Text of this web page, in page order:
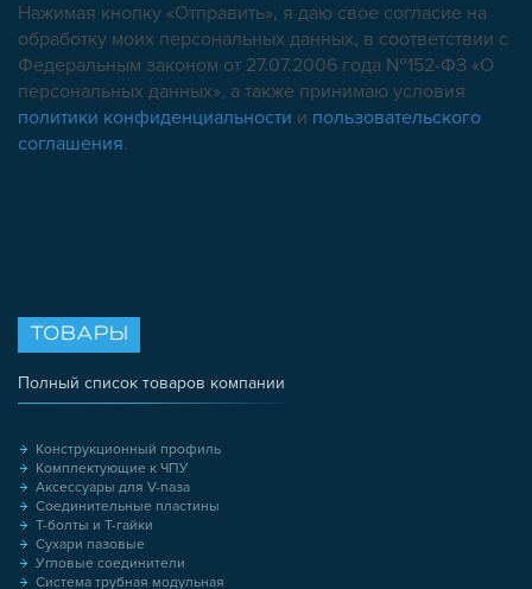
Нажимая кнопку «Отправить», я даю свое согласие на
обработку моих персональных данных, в соответствии с
Федеральным законом от 27.07.2006 года №152-ФЗ «О
персональных данных», а также принимаю условия
политики конфиденциальности и пользовательского
соглашения.
ТОВАРЫ
Полный список товаров компании
Конструкционный профиль
Комплектующие к ЧПУ
Аксессуары для V-паза
Соединительные пластины
Т-болты и Т-гайки
Сухари пазовые
Угловые соединители
Система трубная модульная